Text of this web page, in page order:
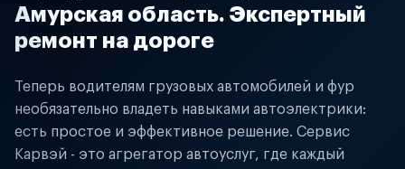
Амурская область. Экспертный
ремонт на дороге
Теперь водителям грузовых автомобилей и фур
необязательно владеть навыками автоэлектрики:
есть простое и эффективное решение. Сервис
Карвэй - это агрегатор автоуслуг, где каждый